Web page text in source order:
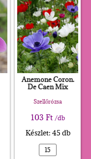
Anemone Coron.
De Caen Mix
Szellőrózsa
103 Ft /db
Készlet: 45 db